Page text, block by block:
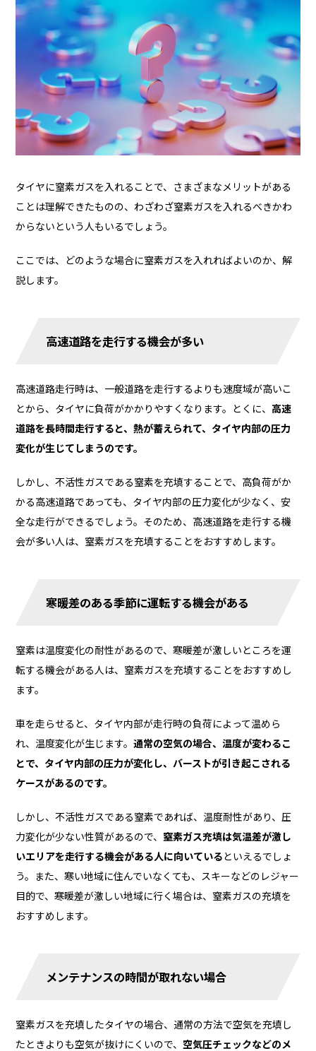
タイヤに窒素ガスを入れることで、さまざまなメリットがある
ことは理解できたものの、わざわざ窒素ガスを入れるべきかわ
からないという人もいるでしょう。
ここでは、どのような場合に窒素ガスを入れればよいのか、解
説します。
高速道路を走行する機会が多い
高速道路走行時は、一般道路を走行するよりも速度域が高いこ
とから、タイヤに負荷がかかりやすくなります。とくに、高速
道路を長時間走行すると、熱が蓄えられて、タイヤ内部の圧力
変化が生じてしまうのです。
しかし、不活性ガスである窒素を充填することで、高負荷がか
かる高速道路であっても、タイヤ内部の圧力変化が少なく、安
全な走行ができるでしょう。そのため、高速道路を走行する機
会が多い人は、窒素ガスを充填することをおすすめします。
寒暖差のある季節に運転する機会がある
窒素は温度変化の耐性があるので、寒暖差が激しいところを運
転する機会がある人は、窒素ガスを充填することをおすすめし
ます。
車を走らせると、タイヤ内部が走行時の負荷によって温めら
れ、温度変化が生じます。通常の空気の場合、温度が変わるこ
とで、タイヤ内部の圧力が変化し、バーストが引き起こされる
ケースがあるのです。
しかし、不活性ガスである窒素であれば、温度耐性があり、圧
力変化が少ない性質があるので、 窒素ガス充填は気温差が激し
いエリアを走行する機会がある人に向いているといえるでしょ
う。また、寒い地域に住んでいなくても、スキーなどのレジャー
目的で、寒暖差が激しい地域に行く場合は、窒素ガスの充填を
おすすめします。
メンテナンスの時間が取れない場合
窒素ガスを充填したタイヤの場合、通常の方法で空気を充填し
たときよりも空気が抜けにくいので、 空気圧チェックなどのメ